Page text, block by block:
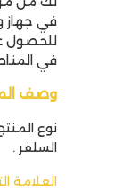
في جهاز
للحصول
في
وصف
نوع
السلفر.
العلامة